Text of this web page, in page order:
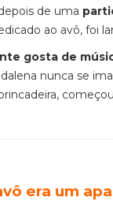
de uma
ao avô, foi
gosta de
nunca se
era um